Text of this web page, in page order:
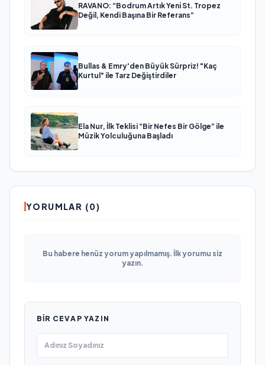
RAVANO: “Bodrum Artık Yeni St. Tropez
Değil, Kendi Başına Bir Referans”
Bullas & Emry'den Büyük Sürpriz! "Kaç
Kurtul" ile Tarz Değiştirdiler
Ela Nur, İlk Teklisi “Bir Nefes Bir Gölge” ile
Müzik Yolculuğuna Başladı
YORUMLAR (0)
Bu habere henüz yorum yapılmamış. İlk yorumu siz
yazın.
BIR CEVAP YAZIN